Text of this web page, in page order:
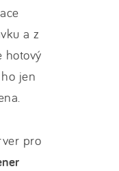
a z
hotový
jen
pro